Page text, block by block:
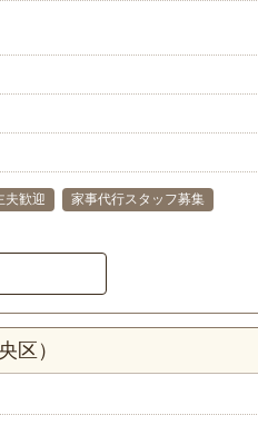
夫歓迎 家事代行スタッフ募集
区）